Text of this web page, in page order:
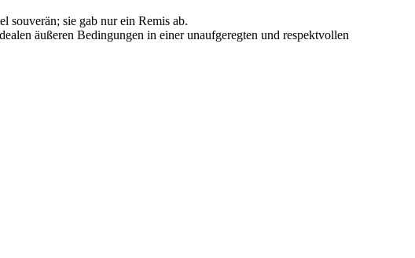
souverän; sie gab nur ein Remis ab.
äußeren Bedingungen in einer unaufgeregten und respektvollen